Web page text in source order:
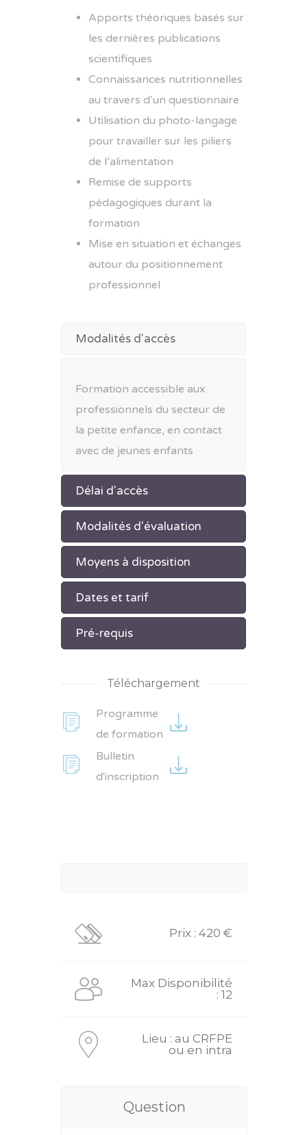
Apports théoriques basés sur
les dernières publications
scientifiques
Connaissances nutritionnelles
au travers d’un questionnaire
Utilisation du photo-langage
pour travailler sur les piliers
de l’alimentation
Remise de supports
pédagogiques durant la
formation
Mise en situation et échanges
autour du positionnement
professionnel
Modalités d'accès
Formation accessible aux
professionnels du secteur de
la petite enfance, en contact
avec de jeunes enfants
Délai d'accès
Modalités d'évaluation
Moyens à disposition
Dates et tarif
Pré-requis
Téléchargement
Programme
de formation
Bulletin
d'inscription
Prix : 420 €
Max Disponibilité
: 12
Lieu : au CRFPE
ou en intra
Question